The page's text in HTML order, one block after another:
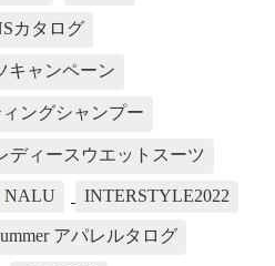
カタログ
キャンペーン
ングシャンプー
ディースウエットスーツ
NALU INTERSTYLE2022
アパレルタログ